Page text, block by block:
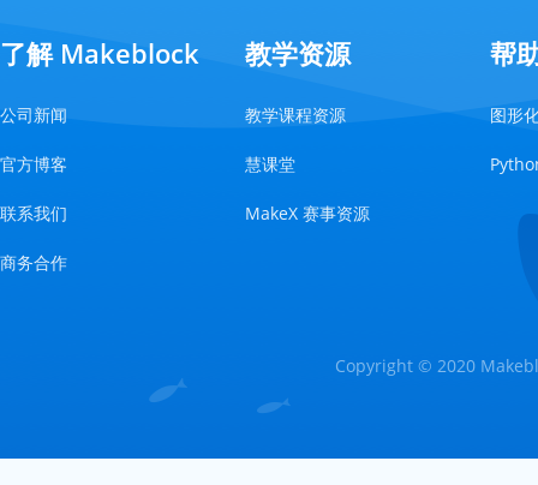
了解 Makeblock
公司新闻
官方博客
联系我们
商务合作
教学资源
教学课程资源
慧课堂
MakeX 赛事资源
帮
图形
Copyright © 2020